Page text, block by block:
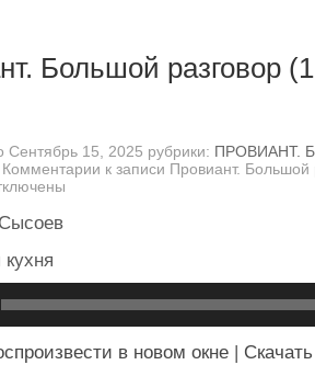
Большой разговор
Сентябрь 15, 2025 рубрики: ПРОВИАНТ.
Комментарии к записи Провиант. Большой
кухня
в новом окне
Скачать